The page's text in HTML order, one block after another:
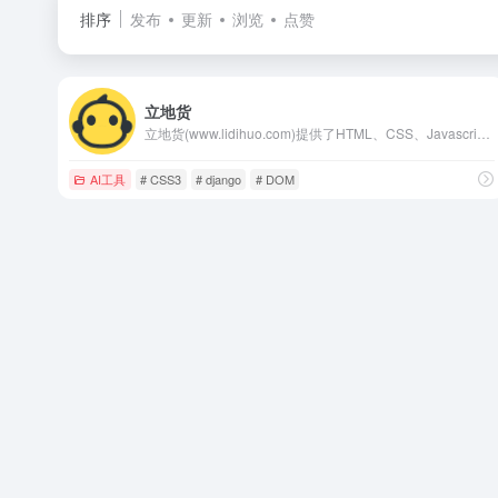
排序 发布 更新 浏览 点赞
立地货
AI工具 # CSS3 # django # DOM